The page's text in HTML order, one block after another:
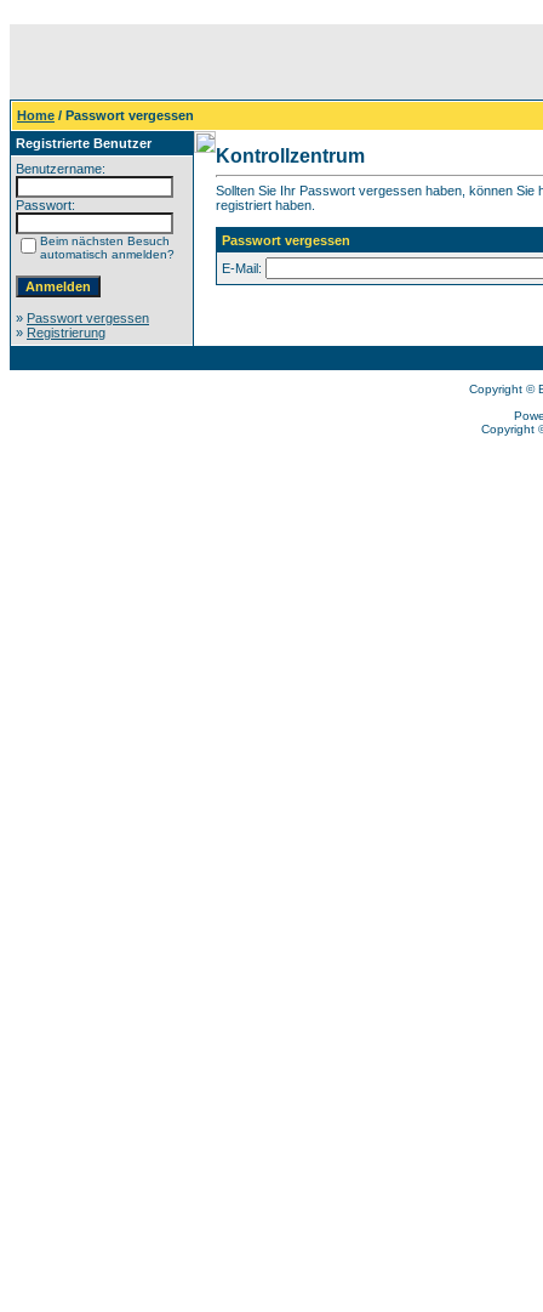
Home / Passwort vergessen
Registrierte Benutzer
Benutzername:
Passwort:
Beim nächsten Besuch
automatisch anmelden?
» Passwort vergessen
» Registrierung
Kontrollzentrum
Sollten Sie Ihr Passwort vergessen haben, können
registriert haben.
Passwort vergessen
E-Mail:
Copyright ©
Copyright